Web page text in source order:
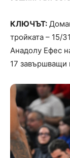
КЛЮЧЪТ:
тройката – 15/
Анадолу Ефес
17 завършващи